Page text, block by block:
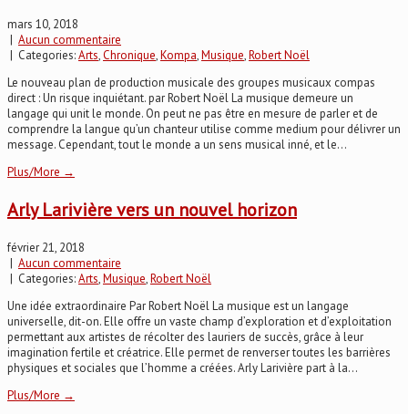
mars 10, 2018
| Aucun commentaire
| Categories:Arts,Chronique,Kompa,Musique,Robert Noël
Le nouveau plan de production musicale des groupes musicaux compas
direct : Un risque inquiétant. par Robert Noël La musique demeure un
langage qui unit le monde. On peut ne pas être en mesure de parler et de
comprendre la langue qu’un chanteur utilise comme medium pour délivrer un
message. Cependant, tout le monde a un sens musical inné, et le...
Plus/More →
Arly Larivière vers un nouvel horizon
février 21, 2018
| Aucun commentaire
| Categories:Arts,Musique,Robert Noël
Une idée extraordinaire Par Robert Noël La musique est un langage
universelle, dit-on. Elle offre un vaste champ d’exploration et d’exploitation
permettant aux artistes de récolter des lauriers de succès, grâce à leur
imagination fertile et créatrice. Elle permet de renverser toutes les barrières
physiques et sociales que l’homme a créées. Arly Larivière part à la...
Plus/More →